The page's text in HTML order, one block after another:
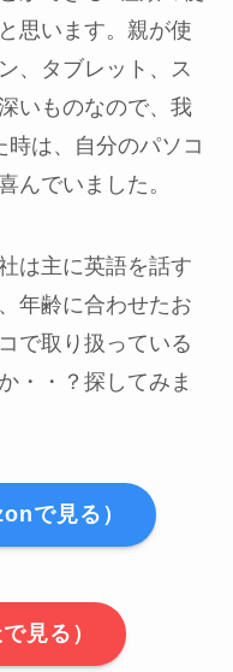
思います。親が使
、タブレット、ス
いものなので、我
は、自分のパソコ
んでいました。
は主に英語を話す
年齢に合わせたお
で取り扱っている
・・？探してみま
で見る）
見る）